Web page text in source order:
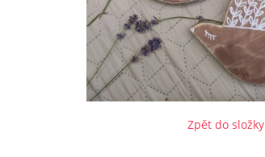
Zpět do složky